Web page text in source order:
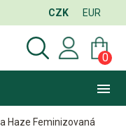
CZK EUR
0
Haze Feminizovaná